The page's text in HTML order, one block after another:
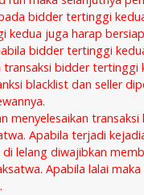
bidder tertinggi
kedua juga harap
bidder tertinggi
bidder tertinggi
blacklist dan seller
menyelesaikan transaksi
Apabila terjadi
lelang diwajibkan
Apabila lalai maka